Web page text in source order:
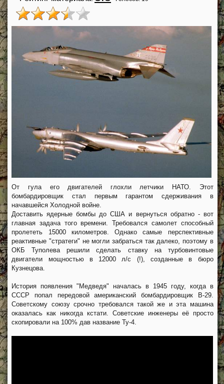
От гула его двигателей глохли летчики НАТО. Этот
бомбардировщик стал первым гарантом сдерживания в
начавшейся Холодной войне.
Доставить ядерные бомбы до США и вернуться обратно - вот
главная задача того времени. Требовался самолет способный
пролететь 15000 километров. Однако самые перспективные
реактивные "стратеги" не могли забраться так далеко, поэтому в
ОКБ Туполева решили сделать ставку на турбовинтовые
двигатели мощностью в 12000 л/с (!), созданные в бюро
Кузнецова.
История появления "Медведя" началась в 1945 году, когда в
СССР попал передовой американский бомбардировщик B-29.
Советскому союзу срочно требовался такой же и эта машина
оказалась как никогда кстати. Советские инженеры её просто
скопировали на 100% дав название Ту-4.